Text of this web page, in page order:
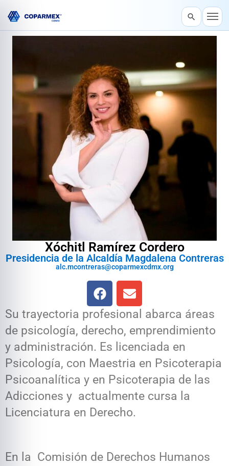
Xóchitl Ramírez Cordero
Presidencia de la Alcaldía Magdalena Contreras
alc.mcontreras@coparmexcdmx.org
Su trayectoria profesional abarca áreas
de psicología, derecho, emprendimiento
y administración. Es licenciada en
Psicología, con Maestria en Psicoterapia
Psicoanalítica y en Psicoterapia de las
Adicciones y actualmente cursa la
Licenciatura en Derecho.
En la Comisión de Derechos Humanos